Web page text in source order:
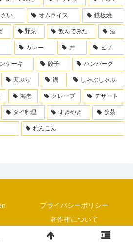
い オムライス 鉄板焼
野菜 飲んでみた 酒
カレー 丼 ピザ
ケーキ 餃子 ハンバーグ
天ぷら 鍋 しゃぶしゃぶ
海老 クレープ デザート
タイ料理 すきやき 飲茶
れんこん
プライバシーポリシー
著作権について
梅田OLsen All Rights Reserved.